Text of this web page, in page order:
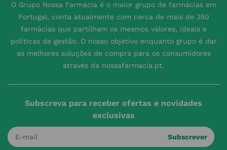
O Grupo Nossa Farmácia é o maior grupo de farmácias em
Portugal, conta atualmente com cerca de mais de 350
farmácias que partilham os mesmos valores, ideais e
políticas de gestão. O nosso objetivo enquanto grupo é dar
as melhores soluções de compra para os consumidores
através da nossafarmacia.pt.
Subscreva para receber ofertas e novidades
exclusivas
Subscrever